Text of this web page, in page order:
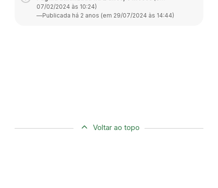
07/02/2024 às 10:24)
—Publicada há 2 anos (em 29/07/2024 às 14:44)
Voltar ao topo